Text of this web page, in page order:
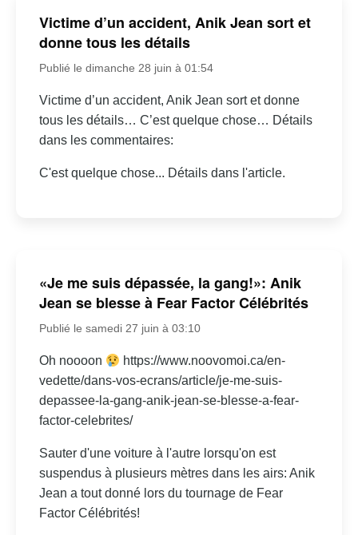
Victime d’un accident, Anik Jean sort et
donne tous les détails
Publié le dimanche 28 juin à 01:54
Victime d’un accident, Anik Jean sort et donne
tous les détails… C’est quelque chose… Détails
dans les commentaires:
C'est quelque chose... Détails dans l'article.
«Je me suis dépassée, la gang!»: Anik
Jean se blesse à Fear Factor Célébrités
Publié le samedi 27 juin à 03:10
Oh noooon
https://www.noovomoi.ca/en-
vedette/dans-vos-ecrans/article/je-me-suis-
depassee-la-gang-anik-jean-se-blesse-a-fear-
factor-celebrites/
Sauter d'une voiture à l'autre lorsqu'on est
suspendus à plusieurs mètres dans les airs: Anik
Jean a tout donné lors du tournage de Fear
Factor Célébrités!